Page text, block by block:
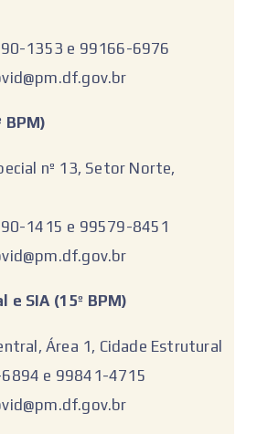
1353 e 99166-6976
nº 13, Setor Norte,
1415 e 99579-8451
SIA (15º BPM)
Área 1, Cidade Estrutural
e 99841-4715